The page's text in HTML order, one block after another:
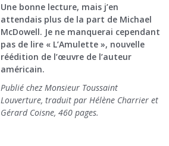
Une bonne lecture, mais j’en
attendais plus de la part de Michael
McDowell. Je ne manquerai cependant
pas de lire « L’Amulette », nouvelle
réédition de l’œuvre de l’auteur
américain.
Publié chez Monsieur Toussaint
Louverture, traduit par Hélène Charrier et
Gérard Coisne, 460 pages.